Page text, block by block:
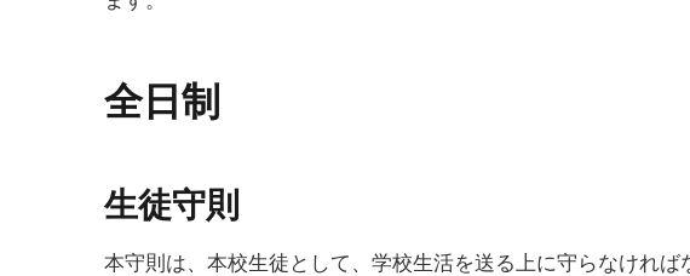
全日制
生徒守則
本守則は、本校生徒として、学校生活を送る上に守らなければ